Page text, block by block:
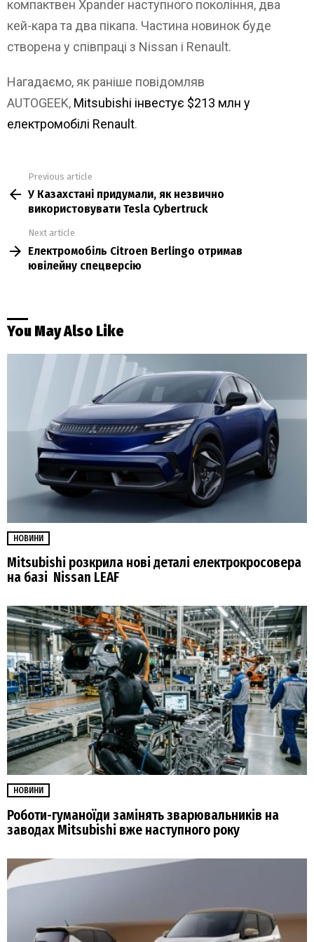
компактвен Xpander наступного покоління, два
кей-кара та два пікапа. Частина новинок буде
створена у співпраці з Nissan і Renault.
Нагадаємо, як раніше повідомляв
AUTOGEEK, Mitsubishi інвестує $213 млн у
електромобілі Renault.
more
Previous article
У Казахстані придумали, як незвично
використовувати Tesla Cybertruck
Next article
Електромобіль Citroen Berlingo отримав
ювілейну спецверсію
You May Also Like
НОВИНИ
Mitsubishi розкрила нові деталі електрокросовера
на базі Nissan LEAF
НОВИНИ
Роботи-гуманоїди замінять зварювальників на
заводах Mitsubishi вже наступного року